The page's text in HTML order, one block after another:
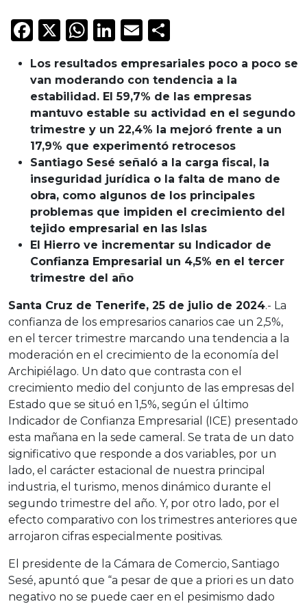
Facebook
X WhatsApp
LinkedIn
Email
Los resultados empresariales poco a poco se
van moderando con tendencia a la
estabilidad. El 59,7% de las empresas
mantuvo estable su actividad en el segundo
trimestre y un 22,4% la mejoró frente a un
17,9% que experimentó retrocesos
Santiago Sesé señaló a la carga fiscal, la
inseguridad jurídica o la falta de mano de
obra, como algunos de los principales
problemas que impiden el crecimiento del
tejido empresarial en las Islas
El Hierro ve incrementar su Indicador de
Confianza Empresarial un 4,5% en el tercer
trimestre del año
Santa Cruz de Tenerife, 25 de julio de 2024.- La
confianza de los empresarios canarios cae un 2,5%,
en el tercer trimestre marcando una tendencia a la
moderación en el crecimiento de la economía del
Archipiélago. Un dato que contrasta con el
crecimiento medio del conjunto de las empresas del
Estado que se situó en 1,5%, según el último
Indicador de Confianza Empresarial (ICE) presentado
esta mañana en la sede cameral. Se trata de un dato
significativo que responde a dos variables, por un
lado, el carácter estacional de nuestra principal
industria, el turismo, menos dinámico durante el
segundo trimestre del año. Y, por otro lado, por el
efecto comparativo con los trimestres anteriores que
arrojaron cifras especialmente positivas.
El presidente de la Cámara de Comercio, Santiago
Sesé, apuntó que “a pesar de que a priori es un dato
negativo no se puede caer en el pesimismo dado